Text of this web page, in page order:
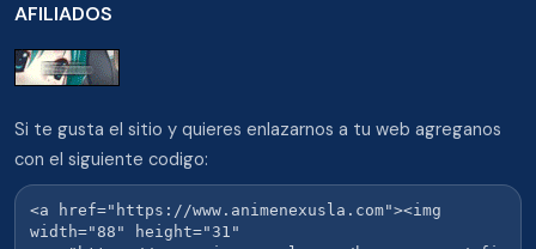
AFILIADOS
Si te gusta el sitio y quieres enlazarnos a tu web agreganos
con el siguiente codigo: